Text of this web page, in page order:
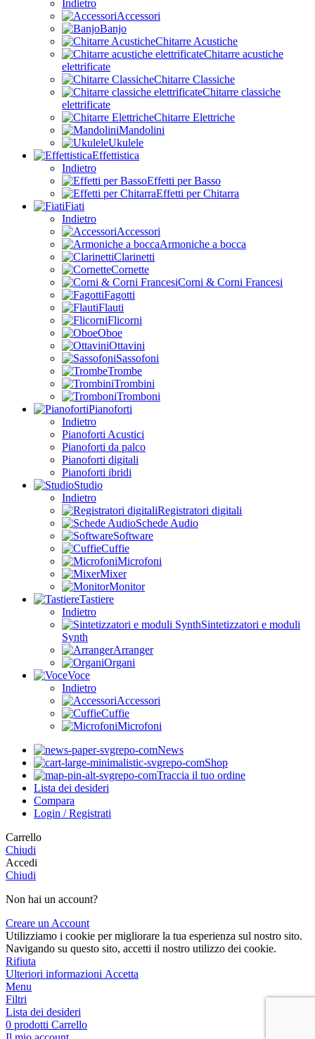
Indietro
Accessori
Banjo
Chitarre Acustiche
Chitarre acustiche
elettrificate
Chitarre Classiche
Chitarre classiche
elettrificate
Chitarre Elettriche
Mandolini
Ukulele
Effettistica
Indietro
Effetti per Basso
Effetti per Chitarra
Fiati
Indietro
Accessori
Armoniche a bocca
Clarinetti
Cornette
Corni & Corni Francesi
Fagotti
Flauti
Flicorni
Oboe
Ottavini
Sassofoni
Trombe
Trombini
Tromboni
Pianoforti
Indietro
Pianoforti Acustici
Pianoforti da palco
Pianoforti digitali
Pianoforti ibridi
Studio
Indietro
Registratori digitali
Schede Audio
Software
Cuffie
Microfoni
Mixer
Monitor
Tastiere
Indietro
Sintetizzatori e moduli
Synth
Arranger
Organi
Voce
Indietro
Accessori
Cuffie
Microfoni
News
Shop
Traccia il tuo ordine
Lista dei desideri
Compara
Login / Registrati
Carrello
Chiudi
Accedi
Chiudi
Non hai un account?
Creare un Account
Utilizziamo i cookie per migliorare la tua esperienza sul nostro sito.
Navigando su questo sito, accetti il nostro utilizzo dei cookie.
Rifiuta
Ulteriori informazioni Ulteriori
Accetta
Menu
Filtri
Lista dei desideri
0 prodotti Carrello